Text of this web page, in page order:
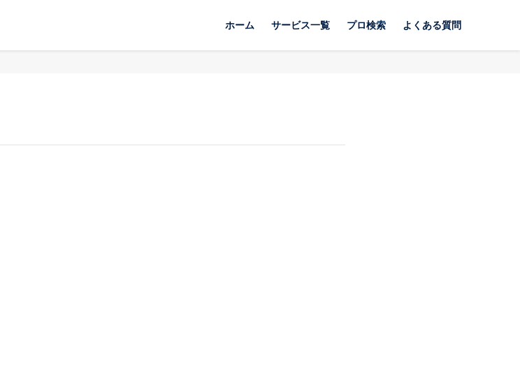
ホーム サービス一覧 プロ検索 よくある質問